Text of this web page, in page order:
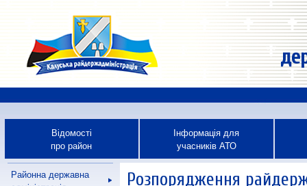
Відомості
про район
Інформація для
учасників АТО
Районна державна
Розпорядження